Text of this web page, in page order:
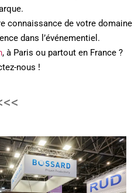
connaissance de votre domaine
dans l’événementiel.
, à Paris ou partout en France ?
nous !